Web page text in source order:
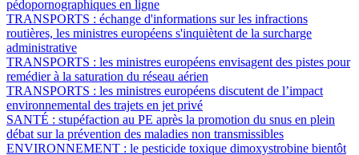
pédopornographiques en ligne
TRANSPORTS : échange d'informations sur les infractions
routières, les ministres européens s'inquiètent de la surcharge
administrative
TRANSPORTS : les ministres européens envisagent des pistes pour
remédier à la saturation du réseau aérien
TRANSPORTS : les ministres européens discutent de l’impact
environnemental des trajets en jet privé
SANTÉ : stupéfaction au PE après la promotion du snus en plein
débat sur la prévention des maladies non transmissibles
ENVIRONNEMENT : le pesticide toxique dimoxystrobine bientôt